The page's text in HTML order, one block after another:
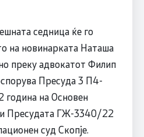
седница ќе го
на новинарката Наташа
преку адвокатот Филип
Пресуда 3 П4-
на Основен
и Пресудата ГЖ-3340/22
суд Скопје.